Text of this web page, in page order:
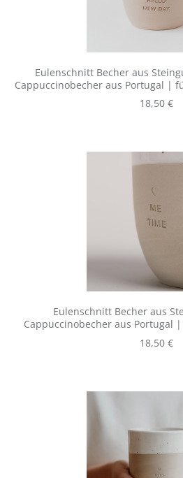
Eulenschnitt Becher aus
Cappuccinobecher aus Portugal |
18,50 €
Eulenschnitt Becher aus
Cappuccinobecher aus Portugal
selbst
18,50 €